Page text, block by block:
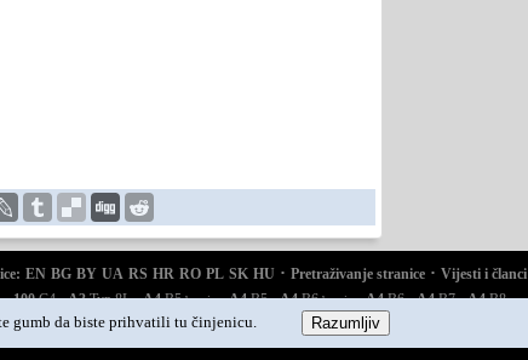
EN BG BY UA RS HR RO PL SK HU · Pretraživanje stranice · Vijesti i članci
·100C4·A3Typ 8L·A4B5benzin·A4B5·A4B6benzin·A4B6·A4B7·A4B8·
gumb da biste prihvatili tu činjenicu. Razumljiv